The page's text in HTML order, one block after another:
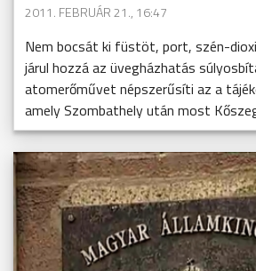
2011. FEBRUÁR 21., 16:47
Nem bocsát ki füstöt, port, szén-
járul hozzá az üvegházhatás
atomerőművet népszerűsíti az a
amely Szombathely után most